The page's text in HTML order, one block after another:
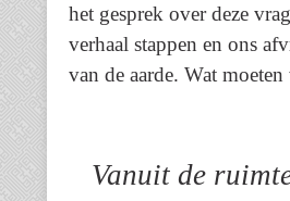
het gesprek over deze
verhaal stappen en ons
van de aarde. Wat
Vanuit de